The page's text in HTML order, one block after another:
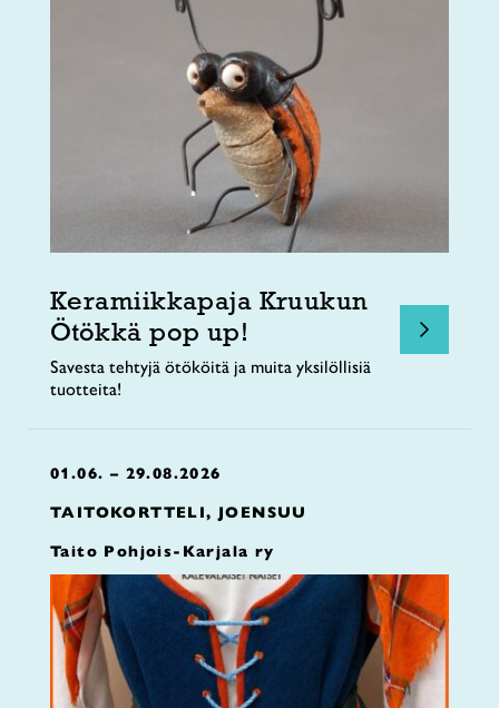
Keramiikkapaja Kruukun
Ötökkä pop up!
Savesta tehtyjä ötököitä ja muita yksilöllisiä
tuotteita!
01.06. – 29.08.2026
TAITOKORTTELI, JOENSUU
Taito Pohjois-Karjala ry